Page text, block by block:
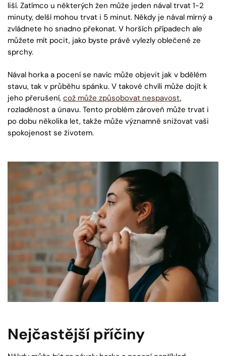
liší. Zatímco u některých žen může jeden nával trvat 1-2
minuty, delší mohou trvat i 5 minut. Někdy je nával mírný a
zvládnete ho snadno překonat. V horších případech ale
můžete mít pocit, jako byste právě vylezly oblečené ze
sprchy.
Nával horka a pocení se navíc může objevit jak v bdělém
stavu, tak v průběhu spánku. V takové chvíli může dojít k
jeho přerušení, což může způsobovat nespavost,
rozladěnost a únavu. Tento problém zároveň může trvat i
po dobu několika let, takže může významně snižovat vaši
spokojenost se životem.
Nejčastější příčiny